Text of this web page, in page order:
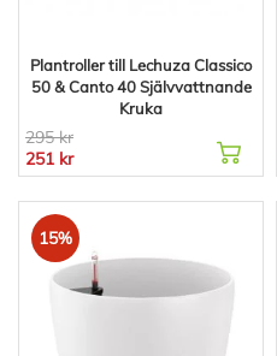
Plantroller till Lechuza Classico
50 & Canto 40 Självvattnande
Kruka
295 kr
251 kr
15%